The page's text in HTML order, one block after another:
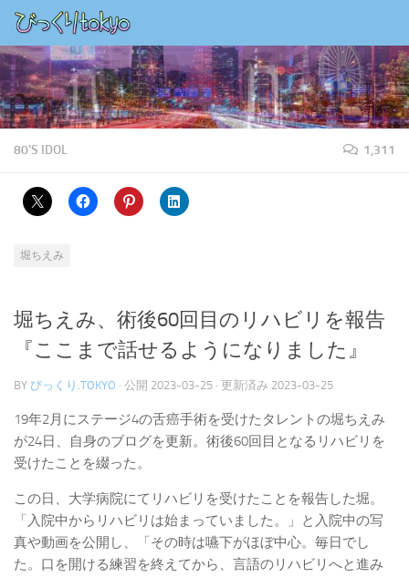
コンテンツの下
80'S IDOL 1,311
堀ちえみ
堀ちえみ、術後60回目のリハビリを報告
『ここまで話せるようになりました』
BY びっくり.TOKYO · 公開 2023-03-25 · 更新済み 2023-03-25
19年2月にステージ4の舌癌手術を受けたタレントの堀ちえみ
が24日、自身のブログを更新。術後60回目となるリハビリを
受けたことを綴った。
この日、大学病院にてリハビリを受けたことを報告した堀。
「入院中からリハビリは始まっていました。」と入院中の写
真や動画を公開し、「その時は嚥下がほぼ中心。毎日でし
た。口を開ける練習を終えてから、言語のリハビリへと進み